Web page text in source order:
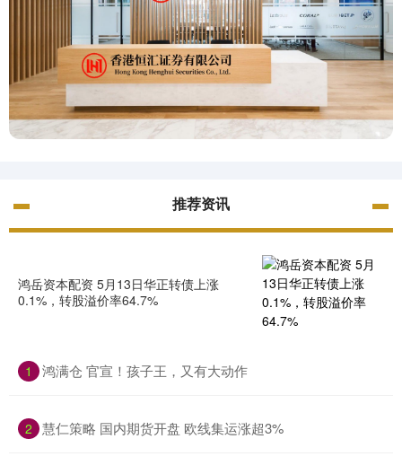
推荐资讯
鸿岳资本配资 5月13日华正转债上涨
0.1%，转股溢价率64.7%
1 鸿满仓 官宣！孩子王，又有大动作
2 慧仁策略 国内期货开盘 欧线集运涨超3%